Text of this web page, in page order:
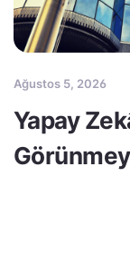
Ağustos 5, 2026
Yapay